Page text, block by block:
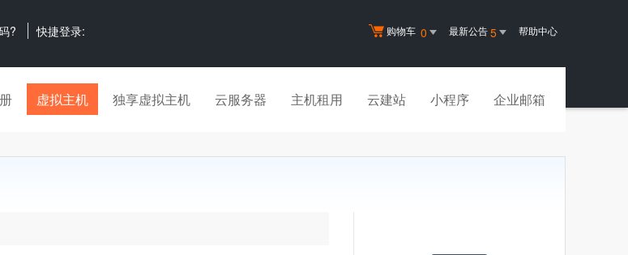
购物车 0 最新公告5 帮助中心
? 快捷登录:
虚拟主机 独享虚拟主机 云服务器 主机租用 云建站 小程序 企业邮箱